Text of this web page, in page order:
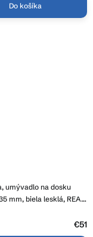
Do košíka
umývadlo na dosku
mm, biela lesklá, REA-
€51